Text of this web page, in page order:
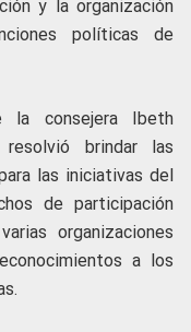
y la organización
políticas de
la consejera Ibeth
brindar las
las iniciativas del
de participación
organizaciones
a los